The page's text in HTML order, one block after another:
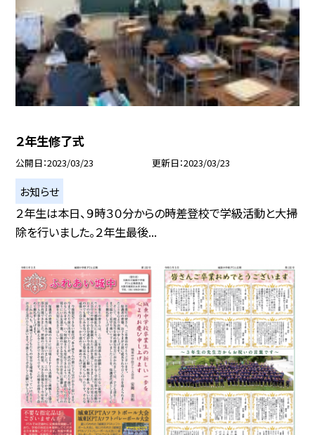
２年生修了式
公開日 2023/03/23 更新日 2023/03/23
お知らせ
２年生は本日、９時３０分からの時差登校で学級活動と大掃
除を行いました。２年生最後...